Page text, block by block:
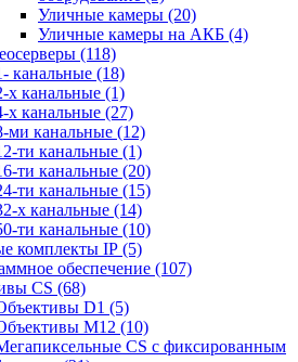
Уличные камеры (20)
Уличные камеры на АКБ (4)
(118)
канальные (18)
х канальные (1)
х канальные (27)
ми канальные (12)
ти канальные (1)
ти канальные (20)
ти канальные (15)
х канальные (14)
ти канальные (10)
комплекты IP (5)
обеспечение (107)
CS (68)
D1 (5)
M12 (10)
CS c фиксированным